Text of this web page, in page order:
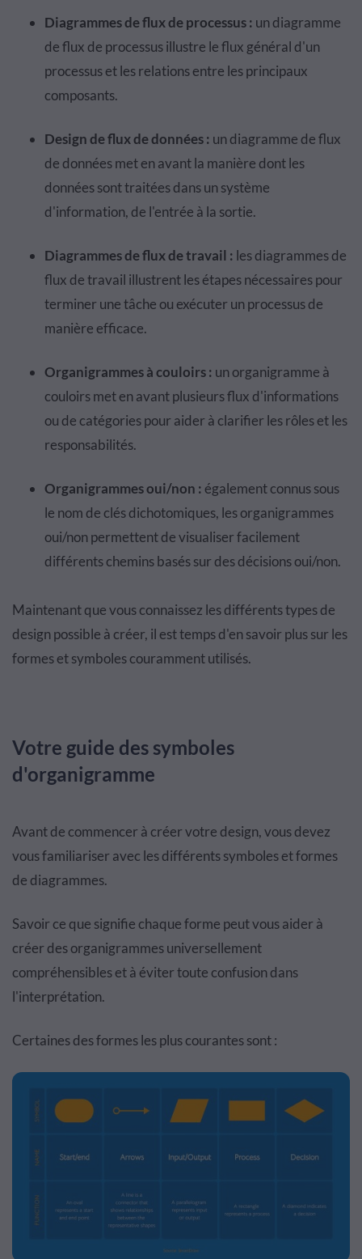
Diagrammes de flux de processus : un diagramme
de flux de processus illustre le flux général d'un
processus et les relations entre les principaux
composants.
Design de flux de données : un diagramme de flux
de données met en avant la manière dont les
données sont traitées dans un système
d'information, de l'entrée à la sortie.
Diagrammes de flux de travail : les diagrammes de
flux de travail illustrent les étapes nécessaires pour
terminer une tâche ou exécuter un processus de
manière efficace.
Organigrammes à couloirs : un organigramme à
couloirs met en avant plusieurs flux d'informations
ou de catégories pour aider à clarifier les rôles et les
responsabilités.
Organigrammes oui/non : également connus sous
le nom de clés dichotomiques, les organigrammes
oui/non permettent de visualiser facilement
différents chemins basés sur des décisions oui/non.
Maintenant que vous connaissez les différents types de
design possible à créer, il est temps d'en savoir plus sur les
formes et symboles couramment utilisés.
Votre guide des symboles
d'organigramme
Avant de commencer à créer votre design, vous devez
vous familiariser avec les différents symboles et formes
de diagrammes.
Savoir ce que signifie chaque forme peut vous aider à
créer des organigrammes universellement
compréhensibles et à éviter toute confusion dans
l'interprétation.
Certaines des formes les plus courantes sont :